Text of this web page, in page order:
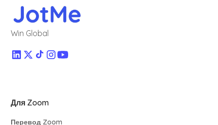
Win Global
Для Zoom
Перевод Zoom